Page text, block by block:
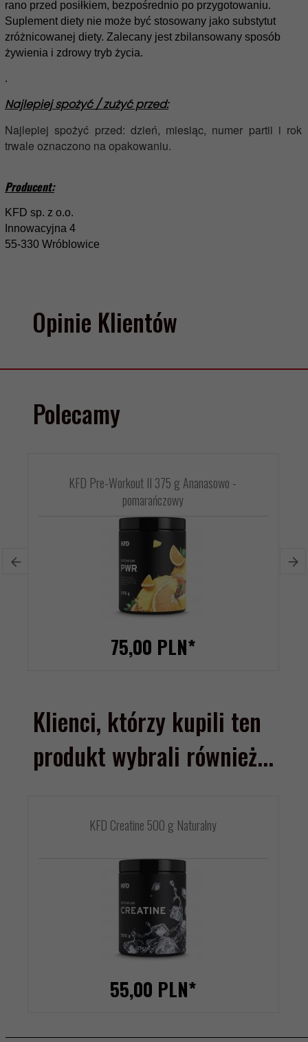
rano przed posiłkiem, bezpośrednio po przygotowaniu.
Suplement diety nie może być stosowany jako substytut
zróżnicowanej diety. Zalecany jest zbilansowany sposób
żywienia i zdrowy tryb życia.
.
Najlepiej spożyć / zużyć przed:
Najlepiej spożyć przed: dzień, miesiąc, numer partii i rok
trwale oznaczono na opakowaniu.
Producent:
KFD sp. z o.o.
Innowacyjna 4
55-330 Wróblowice
Opinie Klientów
Polecamy
KFD Pre-Workout II 375 g Ananasowo -
pomarańczowy
75,00 PLN*
Klienci, którzy kupili ten
produkt wybrali również...
KFD Creatine 500 g Naturalny
55,00 PLN*